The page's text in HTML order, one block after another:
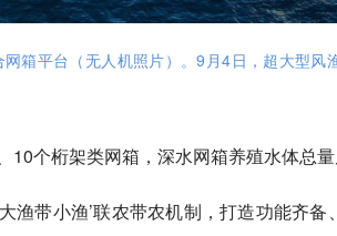
箱平台（无人机照片）。9月4日，超大型
个桁架类网箱，深水网箱养殖水体总量
渔带小渔’联农带农机制，打造功能齐备